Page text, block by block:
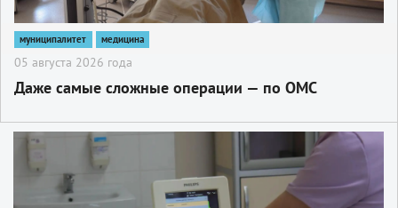
муниципалитет медицина
05 августа 2026 года
Даже самые сложные операции — по ОМС